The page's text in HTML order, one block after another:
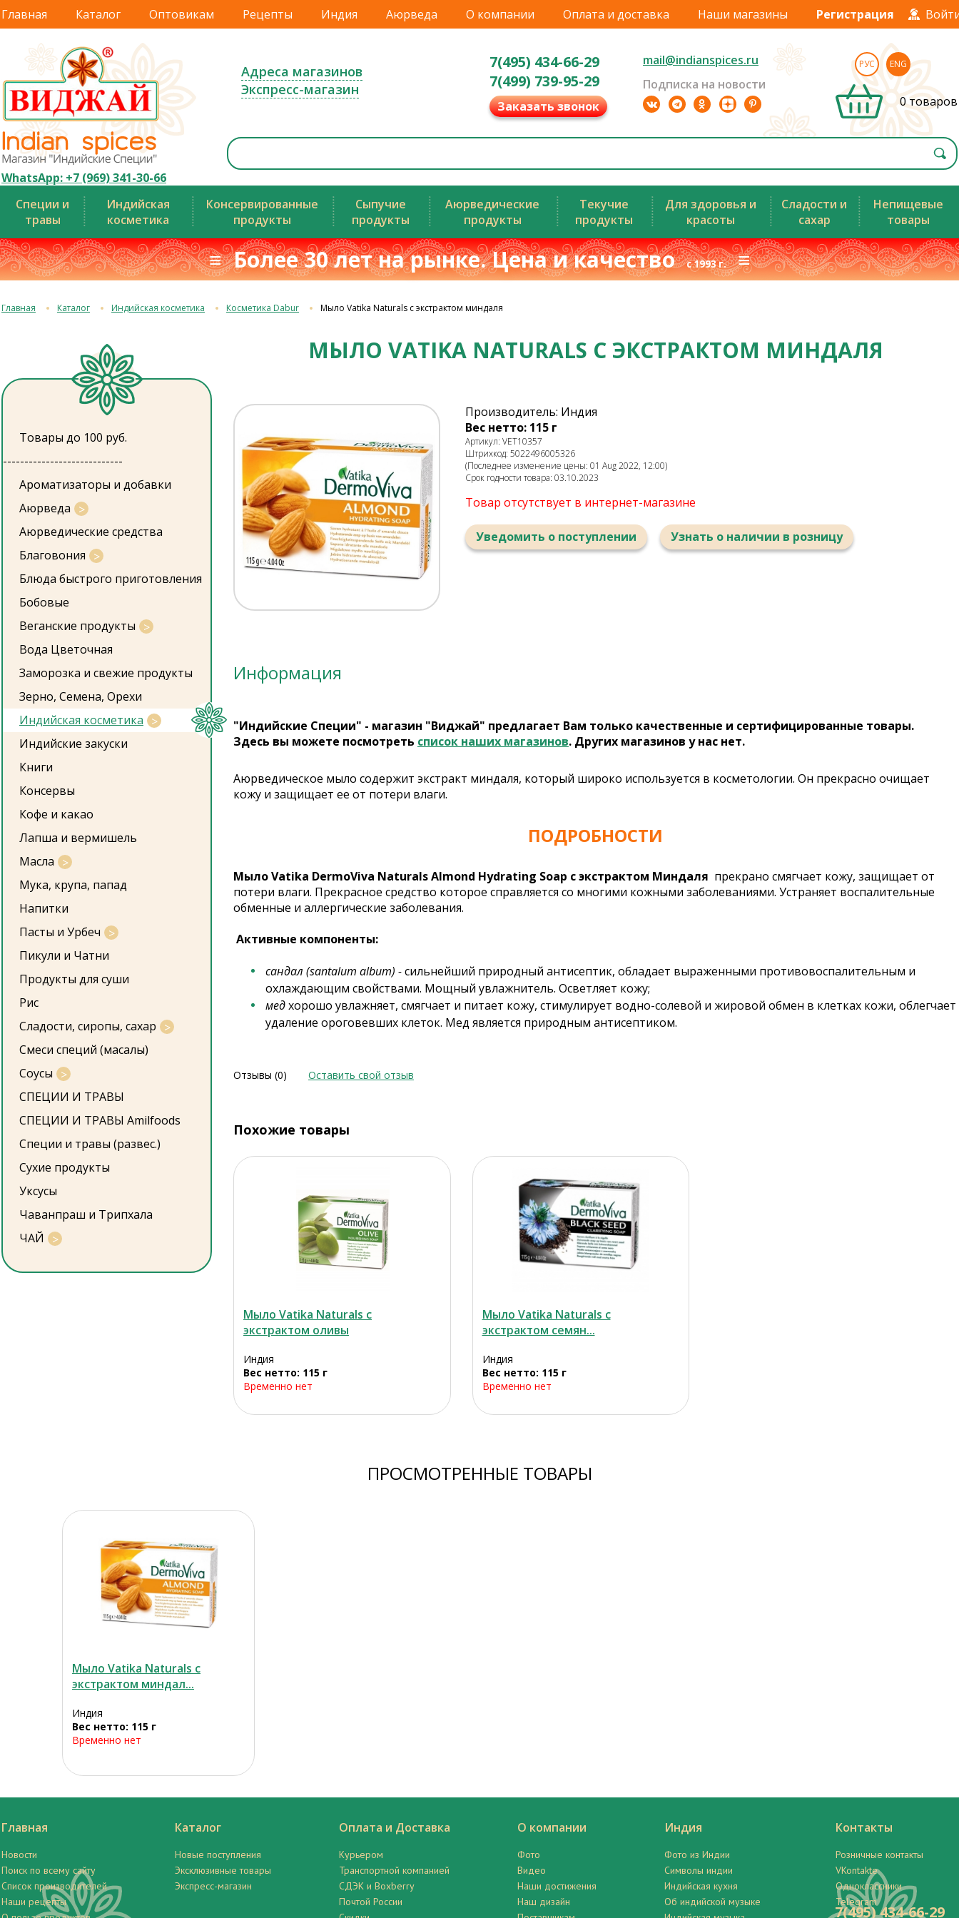
Главная Каталог Оптовикам Рецепты Индия Аюрведа О компании Оплата и доставка Наши магазины Регистрация
WhatsApp: +7 (969) 341-30-66
Адреса магазинов
Экспресс-магазин
7(495) 434-66-29
7(499) 739-95-29
Заказать звонок
mail@indianspices.ru
Подписка на новости
РУС ENG
0 товаров
Специи и
травы
Индийская
косметика
Консервированные
продукты
Сыпучие
продукты
Аюрведические
продукты
Текучие
продукты
Для здоровья и
красоты
Сладости и
сахар
Непищевые
товары
≡ Более 30 лет на рынке. Цена и качествос 1993 г.≡
Главная Каталог Индийская косметика Косметика Dabur Мыло Vatika Naturals с экстрактом миндаля
Товары до 100 руб.
----------------------------
Ароматизаторы и добавки
Аюрведа
Аюрведические средства
Благовония
Блюда быстрого приготовления
Бобовые
Веганские продукты
Вода Цветочная
Заморозка и свежие продукты
Зерно, Семена, Орехи
Индийская косметика
Индийские закуски
Книги
Консервы
Кофе и какао
Лапша и вермишель
Масла
Мука, крупа, папад
Напитки
Пасты и Урбеч
Пикули и Чатни
Продукты для суши
Рис
Сладости, сиропы, сахар
Смеси специй (масалы)
Соусы
СПЕЦИИ И ТРАВЫ
СПЕЦИИ И ТРАВЫ Amilfoods
Специи и травы (развес.)
Сухие продукты
Уксусы
Чаванпраш и Трипхала
ЧАЙ
МЫЛО VATIKA NATURALS С ЭКСТРАКТОМ МИНДАЛЯ
Производитель: Индия
Вес нетто: 115 г
Артикул: VET10357
Штрихкод: 5022496005326
(Последнее изменение цены: 01 Aug 2022, 12:00)
Срок годности товара: 03.10.2023
Товар отсутствует в интернет-магазине
Уведомить о поступлении Узнать о наличии в розницу
Информация
"Индийские Специи" - магазин "Виджай" предлагает Вам только качественные и сертифицированные товары.
Здесь вы можете посмотреть список наших магазинов. Других магазинов у нас нет.
Аюрведическое мыло содержит экстракт миндаля, который широко используется в косметологии. Он прекрасно очищает
кожу и защищает ее от потери влаги.
ПОДРОБНОСТИ
Мыло Vatika DermoViva Naturals Almond Hydrating Soap с экстрактом Миндаля прекрано смягчает кожу, защищает от
потери влаги. Прекрасное средство которое справляется со многими кожными заболеваниями. Устраняет воспалительные
обменные и аллергические заболевания.
Активные компоненты:
сандал (santalum album) -сильнейший природный антисептик, обладает выраженными противовоспалительным и
охлаждающим свойствами. Мощный увлажнитель. Осветляет кожу;
медхорошо увлажняет, смягчает и питает кожу, стимулирует водно-солевой и жировой обмен в клетках кожи, облегчает
удаление ороговевших клеток. Мед является природным антисептиком.
Отзывы (0) Оставить свой отзыв
Похожие товары
Мыло Vatika Naturals с
экстрактом оливы
Индия
Вес нетто: 115 г
Временно нет
Мыло Vatika Naturals с
экстрактом семян...
Индия
Вес нетто: 115 г
Временно нет
ПРОСМОТРЕННЫЕ ТОВАРЫ
Мыло Vatika Naturals с
экстрактом миндал...
Индия
Вес нетто: 115 г
Временно нет
Главная
Новости
Поиск по всему сайту
Список производителей
Наши рецепты
Каталог
Новые поступления
Эксклюзивные товары
Экспресс-магазин
Оплата и Доставка
Курьером
Транспортной компанией
СДЭК и Boxberry
Почтой России
О компании
Фото
Видео
Наши достижения
Наш дизайн
Индия
Фото из Индии
Символы индии
Индийская кухня
Об индийской музыке
Контакты
Розничные контакты
VKontakte
Одноклассники
Telegram
7(495) 434-66-29